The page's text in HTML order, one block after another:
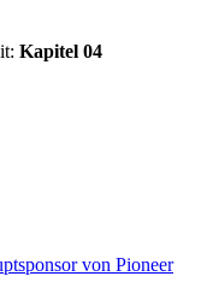
Kapitel 04